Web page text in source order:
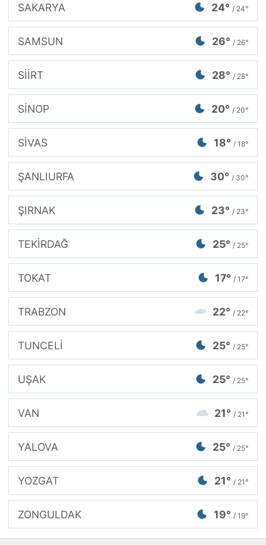
SAKARYA 24° / 24°
SAMSUN 26° / 26°
SİİRT 28° / 28°
SİNOP 20° / 20°
SİVAS 18° / 18°
ŞANLIURFA 30° / 30°
ŞIRNAK 23° / 23°
TEKİRDAĞ 25° / 25°
TOKAT 17° / 17°
TRABZON 22° / 22°
TUNCELİ 25° / 25°
UŞAK 25° / 25°
VAN 21° / 21°
YALOVA 25° / 25°
YOZGAT 21° / 21°
ZONGULDAK 19° / 19°